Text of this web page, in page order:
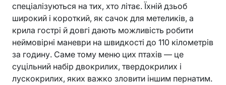
спеціалізуються на тих, хто літає. Їхній дзьоб
широкий і короткий, як сачок для метеликів, а
крила гострі й довгі дають можливість робити
неймовірні маневри на швидкості до 110 кілометрів
за годину. Саме тому меню цих птахів — це
суцільний набір двокрилих, твердокрилих і
лускокрилих, яких важко зловити іншим пернатим.